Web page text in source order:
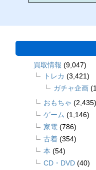
買取情報 (9,047)
トレカ (3,421)
ガチャ企画
おもちゃ (2,435)
ゲーム (1,146)
家電 (786)
古着 (354)
本 (54)
CD・DVD (40)